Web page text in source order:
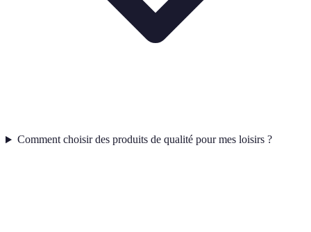
Comment choisir des produits de qualité pour mes loisirs ?